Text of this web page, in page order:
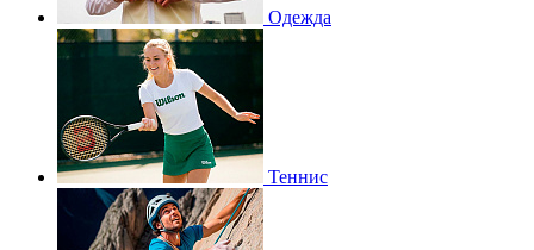
Одежда
Теннис